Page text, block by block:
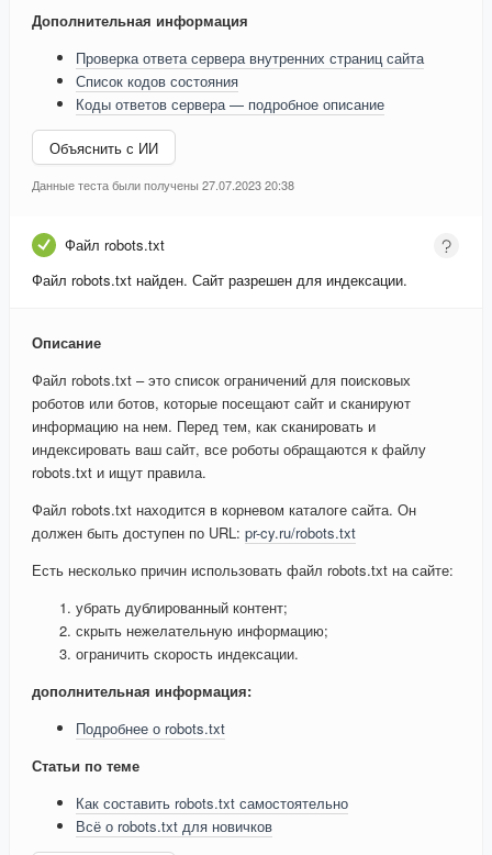
Дополнительная информация
Проверка ответа сервера внутренних страниц сайта
Список кодов состояния
Коды ответов сервера — подробное описание
Объяснить с ИИ
Данные теста были получены 27.07.2023 20:38
Файл robots.txt
Файл robots.txt найден. Сайт разрешен для индексации.
Описание
Файл robots.txt – это список ограничений для поисковых
роботов или ботов, которые посещают сайт и сканируют
информацию на нем. Перед тем, как сканировать и
индексировать ваш сайт, все роботы обращаются к файлу
robots.txt и ищут правила.
Файл robots.txt находится в корневом каталоге сайта. Он
должен быть доступен по URL: pr-cy.ru/robots.txt
Есть несколько причин использовать файл robots.txt на сайте:
убрать дублированный контент;
скрыть нежелательную информацию;
ограничить скорость индексации.
дополнительная информация:
Подробнее о robots.txt
Статьи по теме
Как составить robots.txt самостоятельно
Всё о robots.txt для новичков